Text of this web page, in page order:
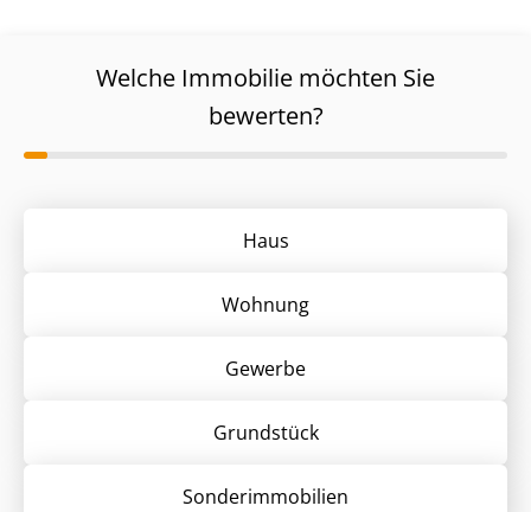
Welche Immobilie möchten Sie
bewerten?
Haus
Wohnung
Gewerbe
Grund­stück
Sonder­immobilien